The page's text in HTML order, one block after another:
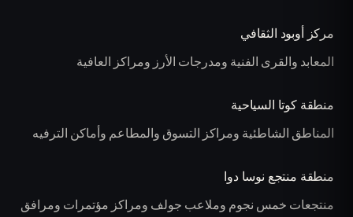
مركز أوبود الثقافي
المعابد والقرى الفنية ومدرجات الأرز ومراكز العافية
منطقة كوتا السياحية
المناطق الشاطئية ومراكز التسوق والمطاعم وأماكن الترفيه
منطقة منتجع نوسا دوا
منتجعات خمس نجوم وملاعب جولف ومراكز مؤتمرات ومرافق